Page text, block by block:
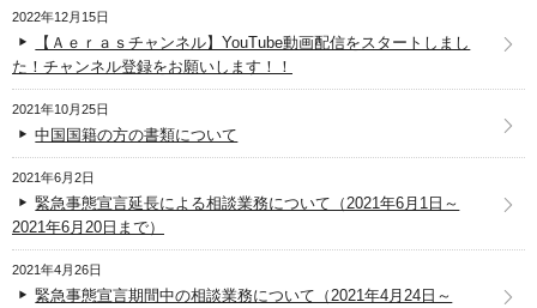
2022年12月15日
【Ａｅｒａｓチャンネル】YouTube動画配信をスタートしまし
た！チャンネル登録をお願いします！！
2021年10月25日
中国国籍の方の書類について
2021年6月2日
緊急事態宣言延長による相談業務について（2021年6月1日～
2021年6月20日まで）
2021年4月26日
緊急事態宣言期間中の相談業務について（2021年4月24日～